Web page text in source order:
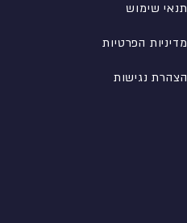
תנאי שימוש
מדיניות הפרטיות
הצהרת נגישות